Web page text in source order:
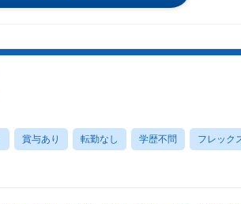
賞与あり 転勤なし 学歴不問 フレック